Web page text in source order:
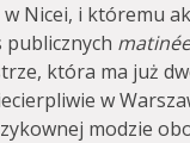
Nicei, i któremu
publicznych
która ma już
w
modzie